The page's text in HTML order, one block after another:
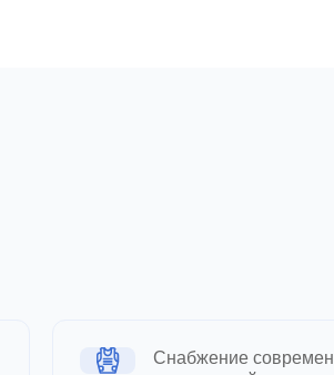
Снабжение